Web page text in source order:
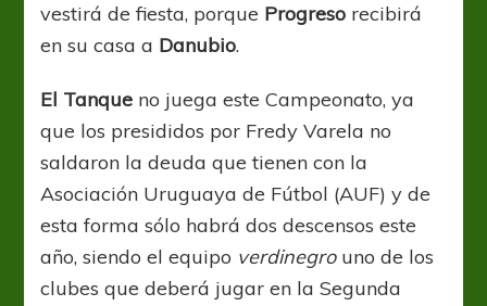
vestirá de fiesta, porque Progreso recibirá
en su casa a Danubio.
El Tanque no juega este Campeonato, ya
que los presididos por Fredy Varela no
saldaron la deuda que tienen con la
Asociación Uruguaya de Fútbol (AUF) y de
esta forma sólo habrá dos descensos este
año, siendo el equipo verdinegrouno de los
clubes que deberá jugar en la Segunda